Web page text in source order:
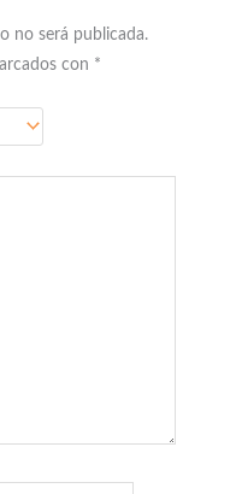
no será publicada.
con *